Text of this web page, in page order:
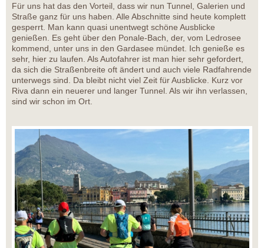
Für uns hat das den Vorteil, dass wir nun Tunnel, Galerien und
Straße ganz für uns haben. Alle Abschnitte sind heute komplett
gesperrt. Man kann quasi unentwegt schöne Ausblicke
genießen. Es geht über den Ponale-Bach, der, vom Ledrosee
kommend, unter uns in den Gardasee mündet. Ich genieße es
sehr, hier zu laufen. Als Autofahrer ist man hier sehr gefordert,
da sich die Straßenbreite oft ändert und auch viele Radfahrende
unterwegs sind. Da bleibt nicht viel Zeit für Ausblicke. Kurz vor
Riva dann ein neuerer und langer Tunnel. Als wir ihn verlassen,
sind wir schon im Ort.